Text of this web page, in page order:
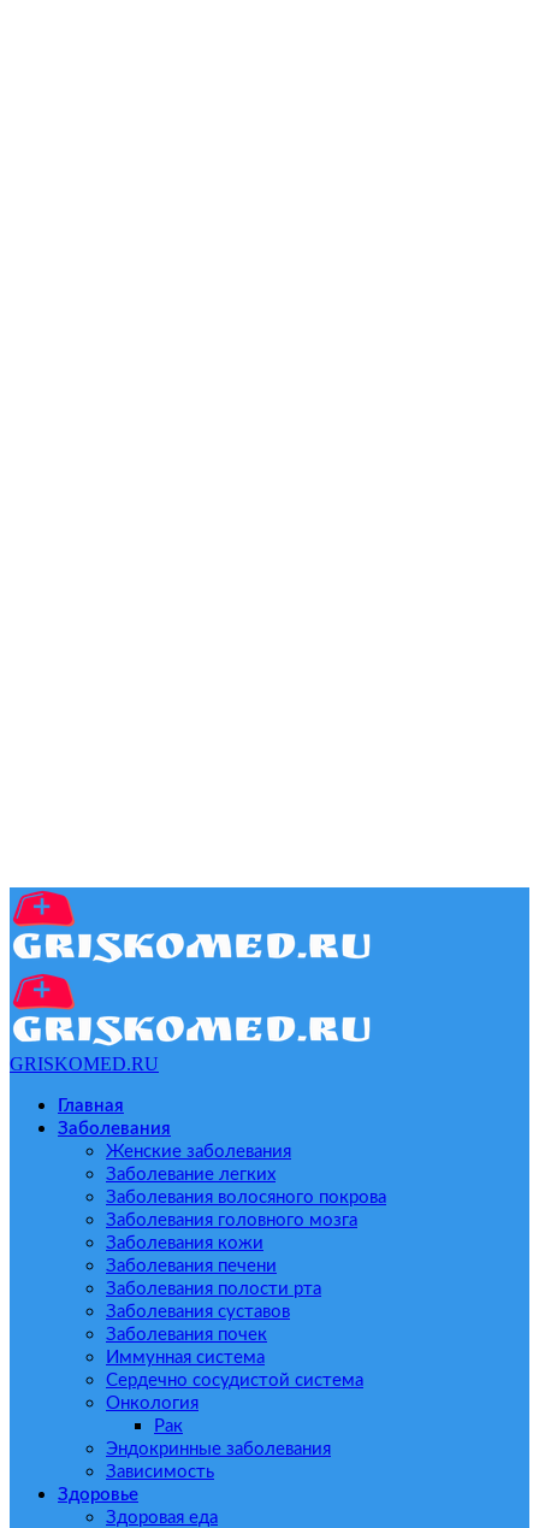
GRISKOMED.RU
Главная
Заболевания
Женские заболевания
Заболевание легких
Заболевания волосяного покрова
Заболевания головного мозга
Заболевания кожи
Заболевания печени
Заболевания полости рта
Заболевания суставов
Заболевания почек
Иммунная система
Сердечно сосудистой система
Онкология
Рак
Эндокринные заболевания
Зависимость
Здоровье
Здоровая еда